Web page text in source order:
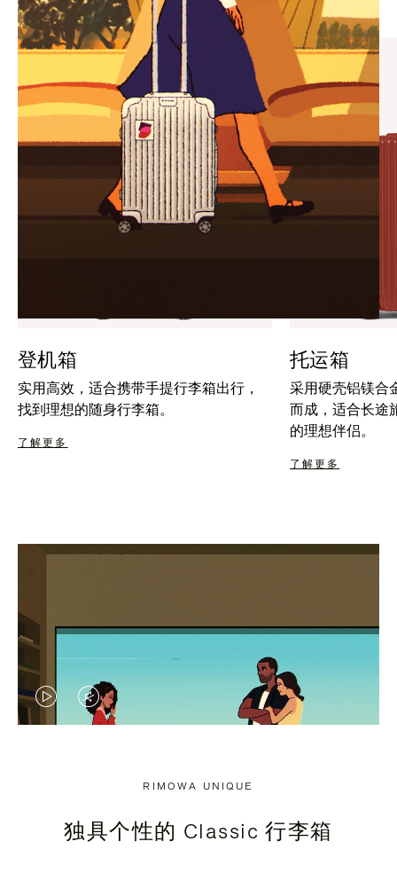
按
下
暂
点
击
按
钮
取
消
静
登机箱
实用高效，适合携带手提行李箱出行，
找到理想的随身行李箱。
了解更多
托运箱
采用硬壳铝镁合
而成，适合长途
的理想伴侣。
了解更多
视
停，
视
音，
RIMOWA UNIQUE
独具个性的 Classic 行李箱